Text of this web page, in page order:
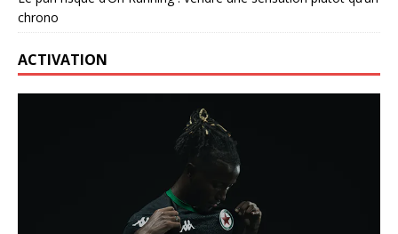
chrono
ACTIVATION